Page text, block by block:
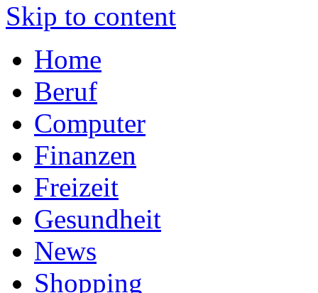
Skip to content
Home
Beruf
Computer
Finanzen
Freizeit
Gesundheit
News
Shopping